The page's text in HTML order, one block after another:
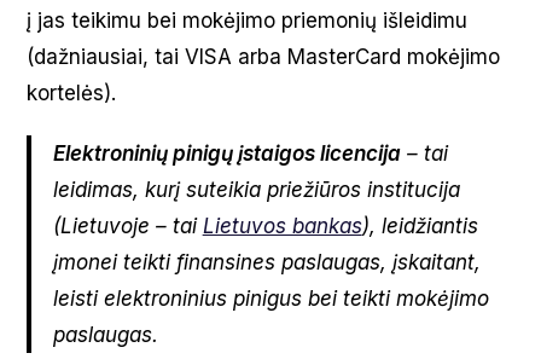
į jas teikimu bei mokėjimo priemonių išleidimu
(dažniausiai, tai VISA arba MasterCard mokėjimo
kortelės).
Elektroninių pinigų įstaigos licencija– tai
leidimas, kurį suteikia priežiūros institucija
(Lietuvoje – tai Lietuvos bankas), leidžiantis
įmonei teikti finansines paslaugas, įskaitant,
leisti elektroninius pinigus bei teikti mokėjimo
paslaugas.